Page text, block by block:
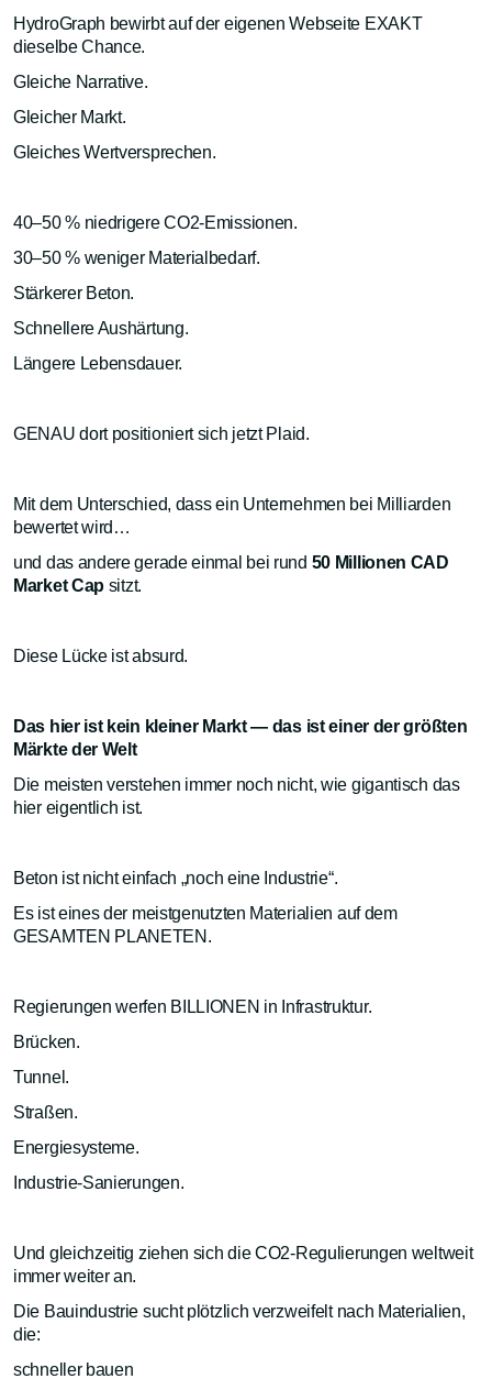
HydroGraph bewirbt auf der eigenen Webseite EXAKT
dieselbe Chance.
Gleiche Narrative.
Gleicher Markt.
Gleiches Wertversprechen.
40–50 % niedrigere CO2-Emissionen.
30–50 % weniger Materialbedarf.
Stärkerer Beton.
Schnellere Aushärtung.
Längere Lebensdauer.
GENAU dort positioniert sich jetzt Plaid.
Mit dem Unterschied, dass ein Unternehmen bei Milliarden
bewertet wird…
und das andere gerade einmal bei rund 50 Millionen CAD
Market Cap sitzt.
Diese Lücke ist absurd.
Das hier ist kein kleiner Markt — das ist einer der größten
Märkte der Welt
Die meisten verstehen immer noch nicht, wie gigantisch das
hier eigentlich ist.
Beton ist nicht einfach „noch eine Industrie“.
Es ist eines der meistgenutzten Materialien auf dem
GESAMTEN PLANETEN.
Regierungen werfen BILLIONEN in Infrastruktur.
Brücken.
Tunnel.
Straßen.
Energiesysteme.
Industrie-Sanierungen.
Und gleichzeitig ziehen sich die CO2-Regulierungen weltweit
immer weiter an.
Die Bauindustrie sucht plötzlich verzweifelt nach Materialien,
die:
schneller bauen